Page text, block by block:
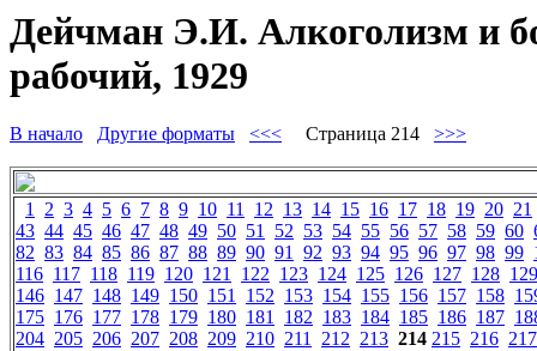
Дейчман Э.И. Алкоголизм и
рабочий, 1929
В начало Другие форматы <<< Страница 214 >>>
1 2 3 4 5 6 7 8 9 10 11 12 13 14 15 16 17 18 19 20 21
43 44 45 46 47 48 49 50 51 52 53 54 55 56 57 58 59 60
82 83 84 85 86 87 88 89 90 91 92 93 94 95 96 97 98 99
116 117 118 119 120 121 122 123 124 125 126 127 128 129
146 147 148 149 150 151 152 153 154 155 156 157 158
175 176 177 178 179 180 181 182 183 184 185 186 187
204 205 206 207 208 209 210 211 212 213 214 215 216 217